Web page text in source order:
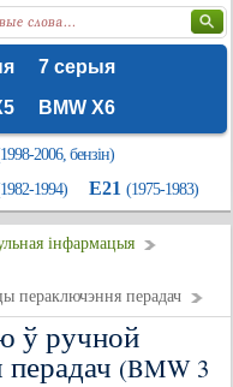
7 серыя
BMW X6
2006, бензін)
1994) E21 (1975-1983)
інфармацыя
пераключэння перадач
ў ручной
(BMW 3